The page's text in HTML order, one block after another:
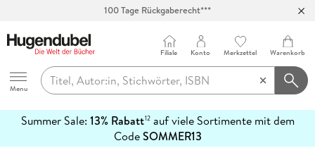
100 Tage Rückgaberecht***
Hugendubel
Menu
Filiale Konto Merkzettel Warenkorb
Summer Sale: 13% Rabatt12auf viele Sortimente mit dem
CodeSOMMER13
erfahren